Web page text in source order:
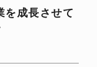
を成長させて